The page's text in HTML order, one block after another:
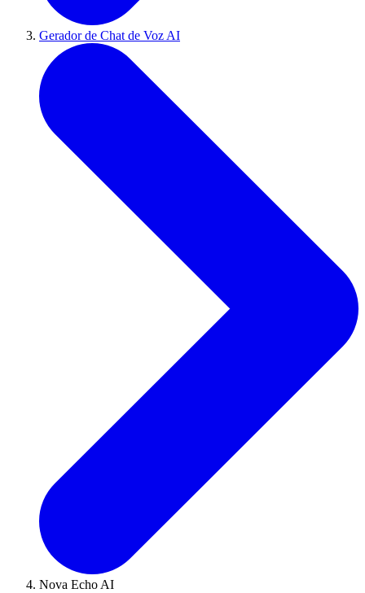
Gerador de Chat de Voz AI
Nova Echo AI